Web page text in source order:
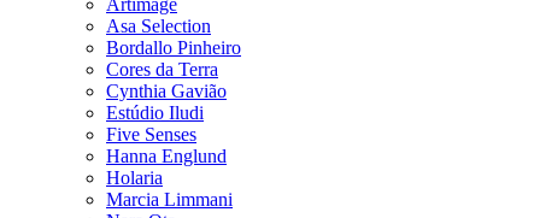
Artimage
Asa Selection
Bordallo Pinheiro
Cores da Terra
Cynthia Gavião
Estúdio Iludi
Five Senses
Hanna Englund
Holaria
Marcia Limmani